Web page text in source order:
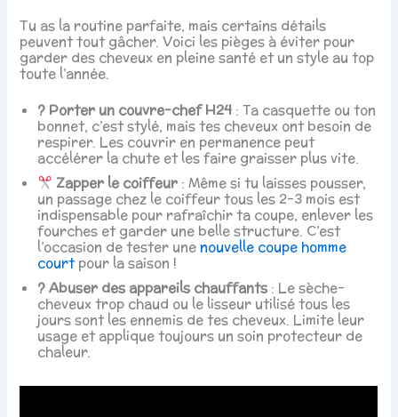
Tu as la routine parfaite, mais certains détails
peuvent tout gâcher. Voici les pièges à éviter pour
garder des cheveux en pleine santé et un style au top
toute l’année.
? Porter un couvre-chef H24 : Ta casquette ou ton
bonnet, c’est stylé, mais tes cheveux ont besoin de
respirer. Les couvrir en permanence peut
accélérer la chute et les faire graisser plus vite.
Zapper le coiffeur : Même si tu laisses pousser,
un passage chez le coiffeur tous les 2-3 mois est
indispensable pour rafraîchir ta coupe, enlever les
fourches et garder une belle structure. C’est
l’occasion de tester une nouvelle coupe homme
courtpour la saison !
? Abuser des appareils chauffants : Le sèche-
cheveux trop chaud ou le lisseur utilisé tous les
jours sont les ennemis de tes cheveux. Limite leur
usage et applique toujours un soin protecteur de
chaleur.